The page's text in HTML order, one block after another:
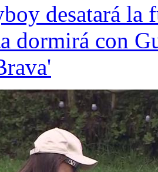
desatará
dormirá con